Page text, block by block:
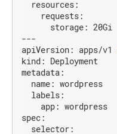
resources:
requests:
storage: 20Gi
---
apiVersion: apps/v1
kind: Deployment
metadata:
name: wordpress
labels:
app: wordpress
spec:
selector: